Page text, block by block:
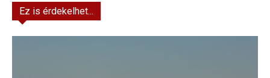
Ez is érdekelhet...